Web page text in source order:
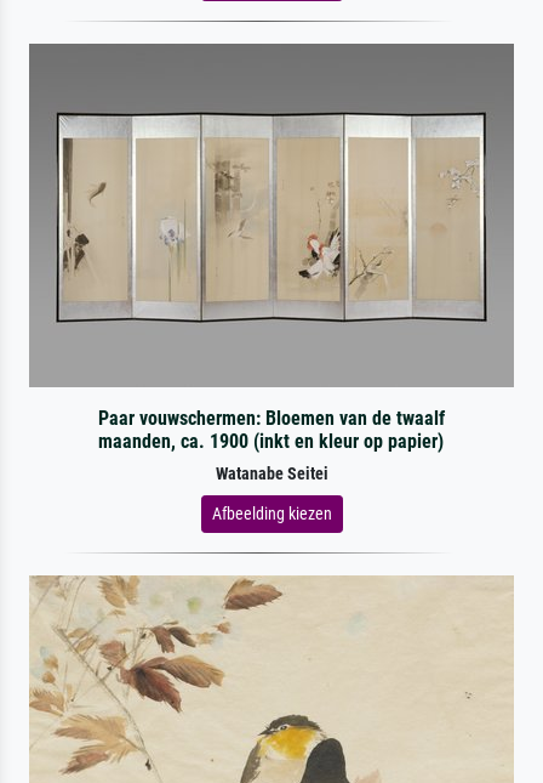
Paar vouwschermen: Bloemen van de twaalf
maanden, ca. 1900 (inkt en kleur op papier)
Watanabe Seitei
Afbeelding kiezen